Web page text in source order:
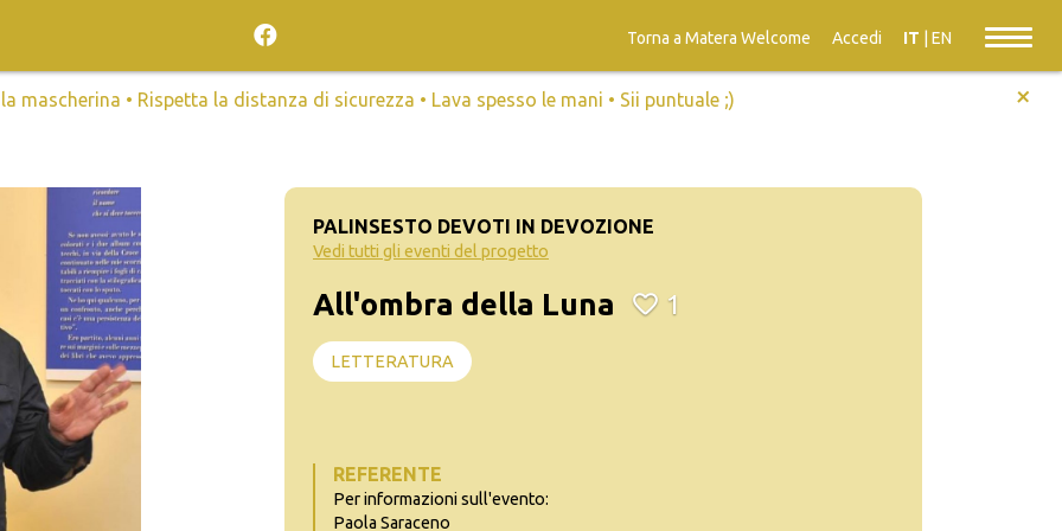
Torna a Matera Welcome Accedi IT EN
la mascherina • Rispetta la distanza di sicurezza • Lava spesso le mani • Sii puntuale ;) +
PALINSESTO DEVOTI IN DEVOZIONE
Vedi tutti gli eventi del progetto
All'ombra della Luna 1
LETTERATURA
REFERENTE
Per informazioni sull'evento:
Paola Saraceno